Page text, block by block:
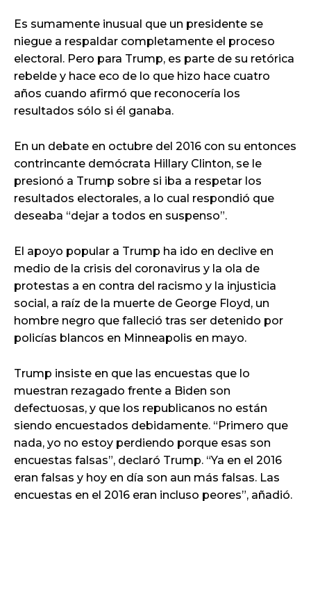
Es sumamente inusual que un presidente se
niegue a respaldar completamente el proceso
electoral. Pero para Trump, es parte de su retórica
rebelde y hace eco de lo que hizo hace cuatro
años cuando afirmó que reconocería los
resultados sólo si él ganaba.
En un debate en octubre del 2016 con su entonces
contrincante demócrata Hillary Clinton, se le
presionó a Trump sobre si iba a respetar los
resultados electorales, a lo cual respondió que
deseaba “dejar a todos en suspenso”.
El apoyo popular a Trump ha ido en declive en
medio de la crisis del coronavirus y la ola de
protestas a en contra del racismo y la injusticia
social, a raíz de la muerte de George Floyd, un
hombre negro que falleció tras ser detenido por
policías blancos en Minneapolis en mayo.
Trump insiste en que las encuestas que lo
muestran rezagado frente a Biden son
defectuosas, y que los republicanos no están
siendo encuestados debidamente. “Primero que
nada, yo no estoy perdiendo porque esas son
encuestas falsas”, declaró Trump. “Ya en el 2016
eran falsas y hoy en día son aun más falsas. Las
encuestas en el 2016 eran incluso peores”, añadió.